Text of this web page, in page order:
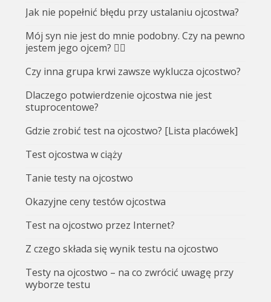
Jak nie popełnić błędu przy ustalaniu ojcostwa?
Mój syn nie jest do mnie podobny. Czy na pewno
jestem jego ojcem? 🤷‍♂️
Czy inna grupa krwi zawsze wyklucza ojcostwo?
Dlaczego potwierdzenie ojcostwa nie jest
stuprocentowe?
Gdzie zrobić test na ojcostwo? [Lista placówek]
Test ojcostwa w ciąży
Tanie testy na ojcostwo
Okazyjne ceny testów ojcostwa
Test na ojcostwo przez Internet?
Z czego składa się wynik testu na ojcostwo
Testy na ojcostwo – na co zwrócić uwagę przy
wyborze testu